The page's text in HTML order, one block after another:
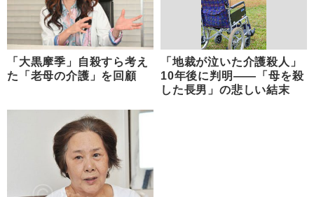
「大黒摩季」自殺すら考え
た「老母の介護」を回顧
「地裁が泣いた介護殺人」
10年後に判明――「母を殺
した長男」の悲しい結末